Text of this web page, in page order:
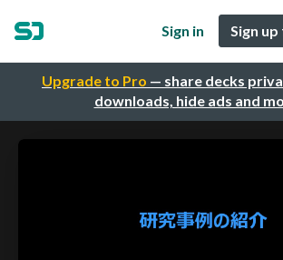
Upgrade to Pro — share decks
downloads, hide ads and
Sign in Sign